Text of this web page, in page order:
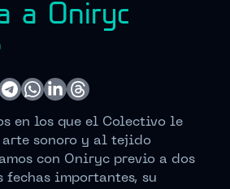
a Oniryc
en los que el Colectivo le
arte sonoro y al tejido
con Oniryc previo a dos
fechas importantes, su